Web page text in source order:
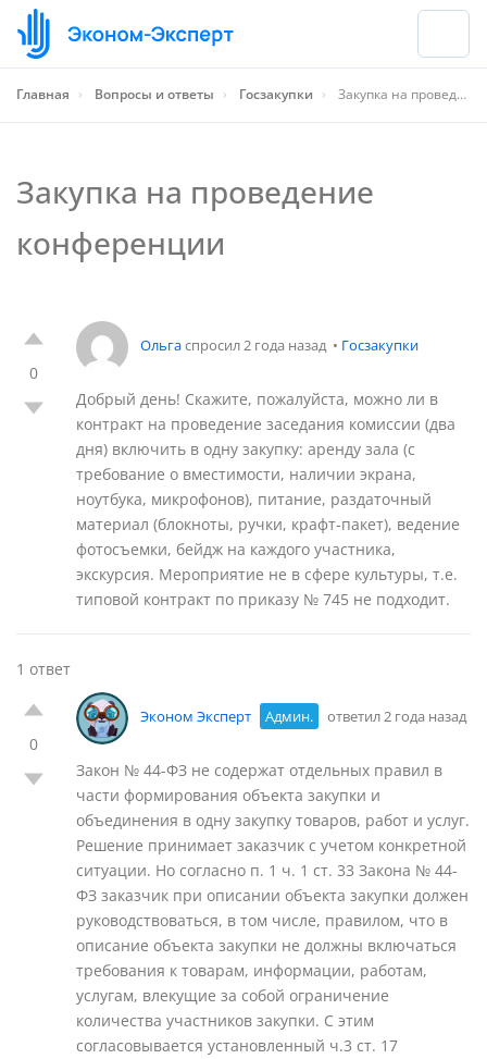
Главная › Вопросы и ответы › Госзакупки › Закупка на проведение конференции
Закупка на проведение
конференции
0
Ольгаспросил 2 года назад • Госзакупки
Добрый день! Скажите, пожалуйста, можно ли в
контракт на проведение заседания комиссии (два
дня) включить в одну закупку: аренду зала (с
требование о вместимости, наличии экрана,
ноутбука, микрофонов), питание, раздаточный
материал (блокноты, ручки, крафт-пакет), ведение
фотосъемки, бейдж на каждого участника,
экскурсия. Мероприятие не в сфере культуры, т.е.
типовой контракт по приказу № 745 не подходит.
1 ответ
0
Эконом Эксперт Админ. ответил 2 года назад
Закон № 44-ФЗ не содержат отдельных правил в
части формирования объекта закупки и
объединения в одну закупку товаров, работ и услуг.
Решение принимает заказчик с учетом конкретной
ситуации. Но согласно п. 1 ч. 1 ст. 33 Закона № 44-
ФЗ заказчик при описании объекта закупки должен
руководствоваться, в том числе, правилом, что в
описание объекта закупки не должны включаться
требования к товарам, информации, работам,
услугам, влекущие за собой ограничение
количества участников закупки. С этим
согласовывается установленный ч.3 ст. 17